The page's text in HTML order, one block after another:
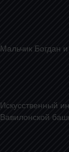
Mальчик Богдан
Искусственный
Вавилонской